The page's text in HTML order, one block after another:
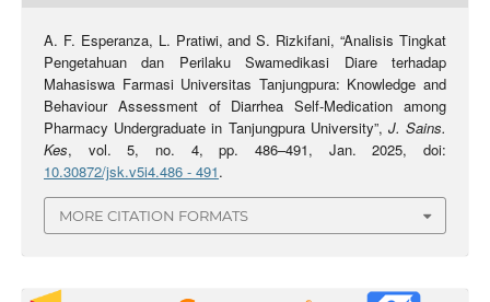
A. F. Esperanza, L. Pratiwi, and S. Rizkifani, “Analisis Tingkat
Pengetahuan dan Perilaku Swamedikasi Diare terhadap
Mahasiswa Farmasi Universitas Tanjungpura: Knowledge and
Behaviour Assessment of Diarrhea Self-Medication among
Pharmacy Undergraduate in Tanjungpura University”, J. Sains.
Kes, vol. 5, no. 4, pp. 486–491, Jan. 2025, doi:
10.30872/jsk.v5i4.486 - 491.
MORE CITATION FORMATS